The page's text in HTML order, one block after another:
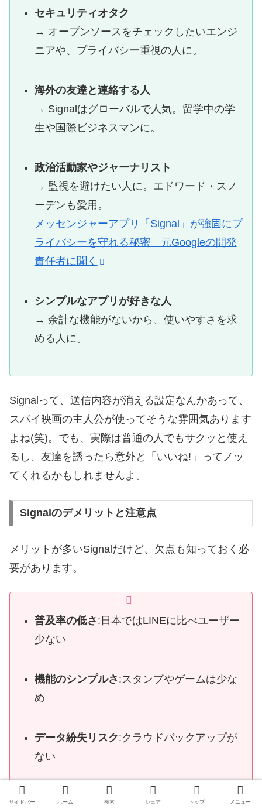
セキュリティオタク
→ オープンソースをチェックしたいエンジ
ニアや、プライバシー重視の人に。
海外の友達と連絡する人
→ Signalはグローバルで人気。留学中の学
生や国際ビジネスマンに。
政治活動家やジャーナリスト
→ 監視を避けたい人に。エドワード・スノ
ーデンも愛用。
メッセンジャーアプリ「Signal」が強固にプ
ライバシーを守れる秘密 元Googleの開発
責任者に聞く
シンプルなアプリが好きな人
→ 余計な機能がないから、使いやすさを求
める人に。
Signalって、送信内容が消える設定なんかあって、
スパイ映画の主人公が使ってそうな雰囲気あります
よね(笑)。でも、実際は普通の人でもサクッと使え
るし、友達を誘ったら意外と「いいね!」ってノッ
てくれるかもしれませんよ。
Signalのデメリットと注意点
メリットが多いSignalだけど、欠点も知っておく必
要があります。
普及率の低さ :日本ではLINEに比べユーザー
少ない
機能のシンプルさ :スタンプやゲームは少な
め
データ紛失リスク:クラウドバックアップが
ない
脆弱性の報告
:2025年3月、NSAがロシアの
サイドバー ホーム 検索 シェア トップ メニュー